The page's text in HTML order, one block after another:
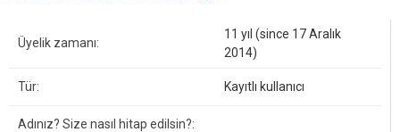
Üyelik zamanı:
11 yıl (since 17 Aralık
2014)
Tür: Kayıtlı kullanıcı
Adınız? Size nasıl hitap edilsin?: